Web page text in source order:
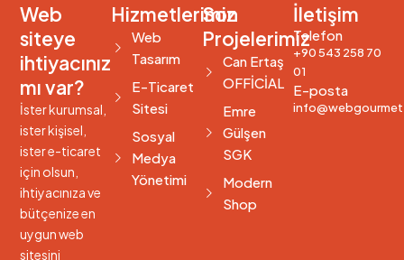
Web
siteye
ihtiyacınız
mı var?
İster kurumsal,
ister kişisel,
ister e-ticaret
için olsun,
ihtiyacınıza ve
bütçenize en
uygun web
sitesini
Hizmetlerimiz
Web
Tasarım
E-Ticaret
Sitesi
Sosyal
Medya
Yönetimi
Son
Projelerimiz
Can Ertaş
OFFİCİAL
Emre
Gülşen
SGK
Modern
Shop
İletişim
Telefon
+90 543 258 70
01
E-posta